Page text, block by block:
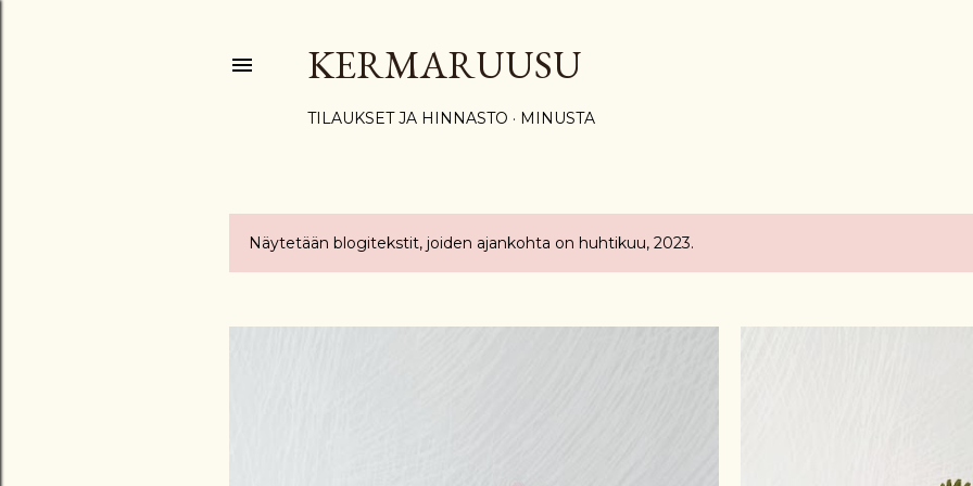
KERMARUUSU
TILAUKSET JA HINNASTO MINUSTA
TNäytetään blogitekstit, joiden ajankohta on huhtikuu, 2023.